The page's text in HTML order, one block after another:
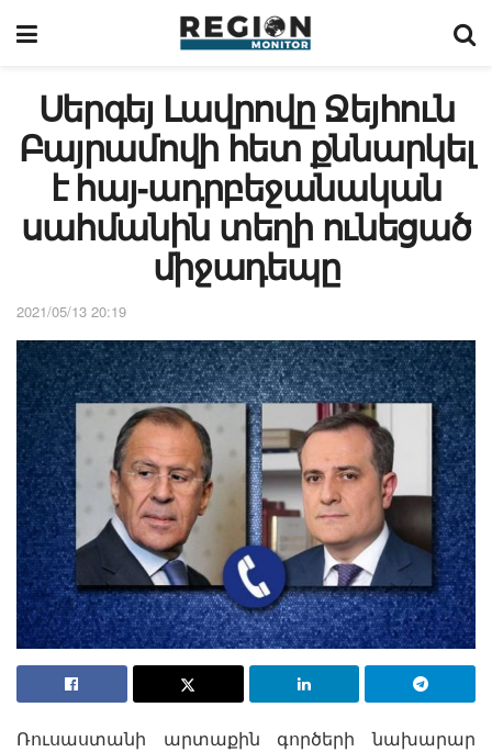
Սերգեյ Լավրովը Ջեյհուն
Բայրամովի հետ քննարկել
է հայ-ադրբեջանական
սահմանին տեղի ունեցած
միջադեպը
2021/05/13 20:19
Ռուսաստանի արտաքին գործերի նախարար